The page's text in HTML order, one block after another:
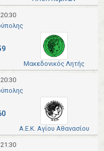
Μακεδονικός Λητής
Α.Ε.Κ. Αγίου Αθανασίου